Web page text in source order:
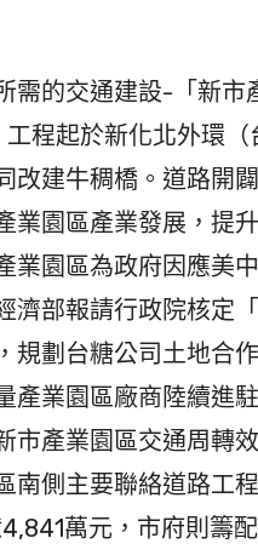
的交通建設-「新市
程起於新化北外環
改建牛稠橋。道路開
業園區產業發展，提
園區為政府因應美
濟部報請行政院核定
規劃台糖公司土地合
產業園區廠商陸續進
市產業園區交通周轉效
側主要聯絡道路⼯
萬元，市府則籌